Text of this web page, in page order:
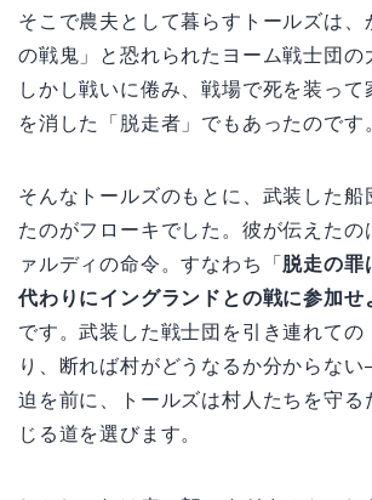
そこで農夫として暮らすトールズは、
の戦鬼」と恐れられたヨーム戦士団の
しかし戦いに倦み、戦場で死を装って
を消した「脱走者」でもあったのです
そんなトールズのもとに、武装した船
たのがフローキでした。彼が伝えたの
ァルディの命令。すなわち「 脱走の罪
代わりにイングランドとの戦に参加せ
です。武装した戦士団を引き連れての
り、断れば村がどうなるか分からな
迫を前に、トールズは村人たちを守る
じる道を選びます。